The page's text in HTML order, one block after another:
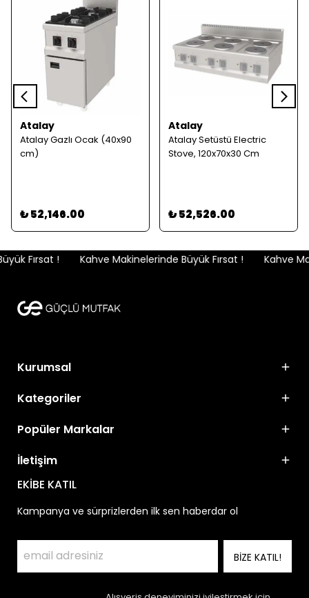
Atalay
Atalay Gazlı Ocak (40x90
cm)
₺ 52,146.00
Atalay
Atalay Setüstü Electric
Stove, 120x70x30 Cm
₺ 52,526.00
Fırsat ! Kahve Makinelerinde Büyük Fırsat ! Kahve
Kurumsal
Kategoriler
Popüler Markalar
İletişim
EKİBE KATIL
Kampanya ve sürprizlerden ilk sen haberdar ol
BİZE KATIL!